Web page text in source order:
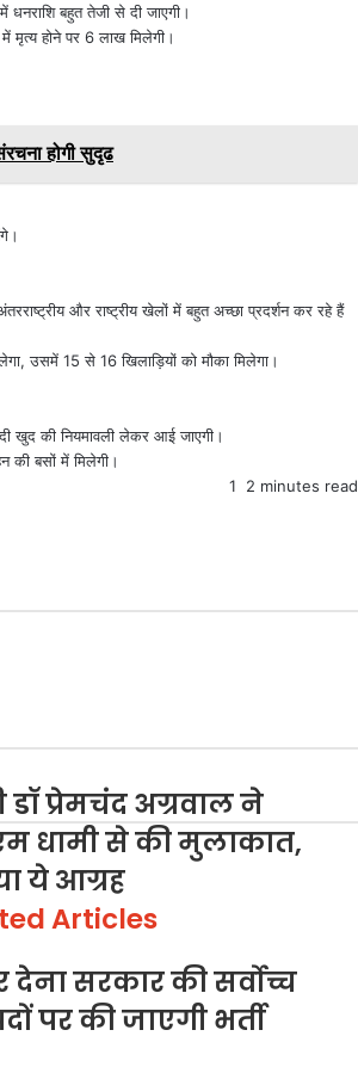
धनराशि बहुत तेजी से दी जाएगी।
मृत्य होने पर 6 लाख मिलेगी।
होगी सुदृढ
और राष्ट्रीय खेलों में बहुत अच्छा प्रदर्शन कर रहे हैं
उसमें 15 से 16 खिलाड़ियों को मौका मिलेगा।
खुद की नियमावली लेकर आई जाएगी।
की बसों में मिलेगी।
1
2 minutes read
डॉ प्रेमचंद अग्रवाल ने
धामी से की मुलाकात,
ये आग्रह
Articles
सरकार की सर्वोच्च
पर की जाएगी भर्ती